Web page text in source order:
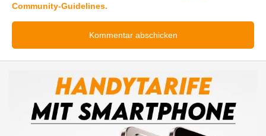
Community-Guidelines.